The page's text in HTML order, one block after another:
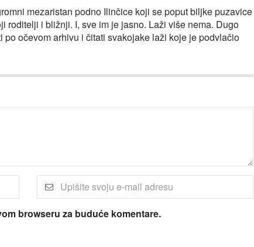
mezaristan podno Ilinčice koji se poput biljke puzavice
roditelji i bližnji. I, sve im je jasno. Laži više nema. Dugo
očevom arhivu i čitati svakojake laži koje je podvlačio
browseru za buduće komentare.